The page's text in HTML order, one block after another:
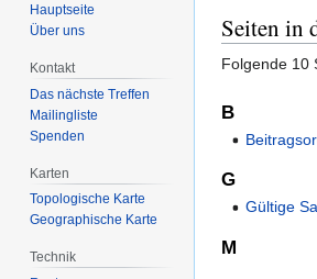
springen
springen
Seiten in
Folgende 10
B
G
Gültige
M
Hauptseite
Über uns
Kontakt
Das nächste Treffen
Mailingliste
Spenden
Karten
Topologische Karte
Geographische Karte
Technik